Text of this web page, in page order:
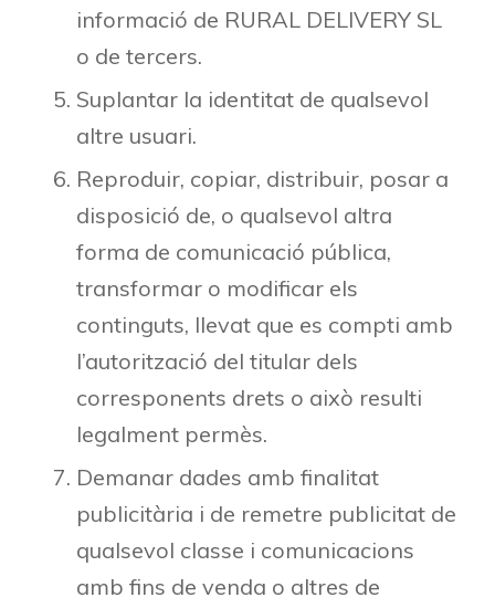
informació de RURAL DELIVERY SL
o de tercers.
Suplantar la identitat de qualsevol
altre usuari.
Reproduir, copiar, distribuir, posar a
disposició de, o qualsevol altra
forma de comunicació pública,
transformar o modificar els
continguts, llevat que es compti amb
l’autorització del titular dels
corresponents drets o això resulti
legalment permès.
Demanar dades amb finalitat
publicitària i de remetre publicitat de
qualsevol classe i comunicacions
amb fins de venda o altres de